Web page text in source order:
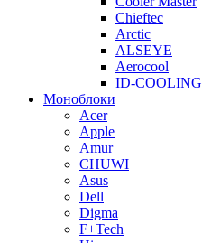
Chieftec
Arctic
ALSEYE
Aerocool
ID-COOLING
Моноблоки
Acer
Apple
Amur
CHUWI
Asus
Dell
Digma
F+Tech